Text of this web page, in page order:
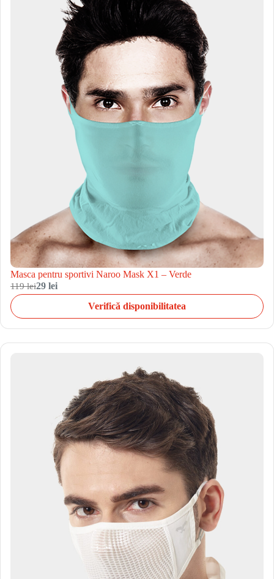
Masca pentru sportivi Naroo Mask X1 – Verde
119 lei29 lei
Verifică disponibilitatea